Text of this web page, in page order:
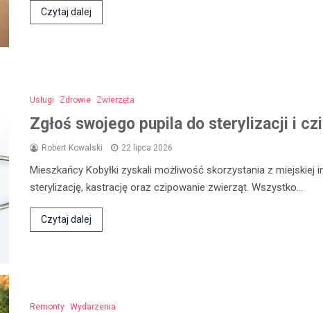
Czytaj dalej
Usługi Zdrowie Zwierzęta
Zgłoś swojego pupila do sterylizacji i
Robert Kowalski 22 lipca 2026
Mieszkańcy Kobyłki zyskali możliwość skorzystania z miejskiej
sterylizację, kastrację oraz czipowanie zwierząt. Wszystko…
Czytaj dalej
Remonty Wydarzenia